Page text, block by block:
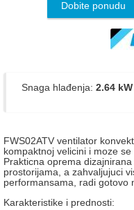
Dobite ponudu
Snaga hlađenja: 2.64
FWS02ATV ventilator
kompaktnoj velicini i moze
Prakticna oprema
prostorijama, a zahvaljujuci
performansama, radi gotovo
Karakteristike i prednosti: